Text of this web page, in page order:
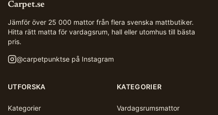
Carpet.se
Jämför över 25 000 mattor från flera svenska mattbutiker.
Hitta rätt matta för vardagsrum, hall eller utomhus till bästa
pris.
@carpetpunktse på Instagram
UTFORSKA
Kategorier
KATEGORIER
Vardagsrumsmattor